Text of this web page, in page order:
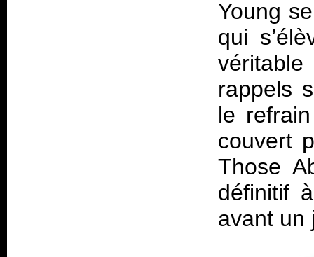
Young
qui
rappels
le
couvert
Those
définitif
avant un